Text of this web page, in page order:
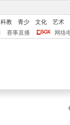
科教 青少 文化
艺术
赛事直播 网络